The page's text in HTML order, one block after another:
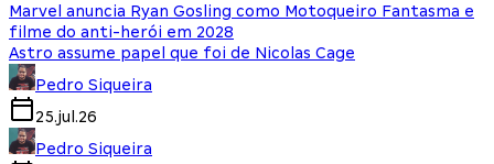
Marvel anuncia Ryan Gosling como Motoqueiro Fantasma e
filme do anti-herói em 2028
Astro assume papel que foi de Nicolas Cage
Pedro Siqueira
25.jul.26
Pedro Siqueira